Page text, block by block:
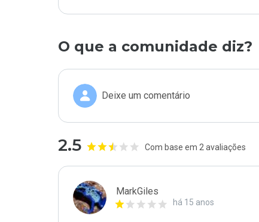
O que a comunidade diz?
Deixe um comentário
2.5 Com base em 2 avaliações
MarkGiles
há 15 anos